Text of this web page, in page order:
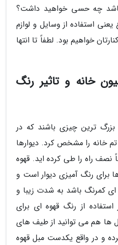
باشد چه حسی خواهید داشت؟
استفاده از وسایل و لوازم
خواهیم بود. لطفاً تا انتها
خانه و تاثیر رنگ
ترین چیزی باشند که در
خانه را مشخص کرد. دیوارها
نصف راه را طی کرده اید. قهوه
برای رنگ آمیزی دیوار است و
ای کمرنگ باشد به شدت زیبا و
از رنگ قهوه ای برای
ها هم می توانید از طیف های
و در واقع یکدست مبل قهوه